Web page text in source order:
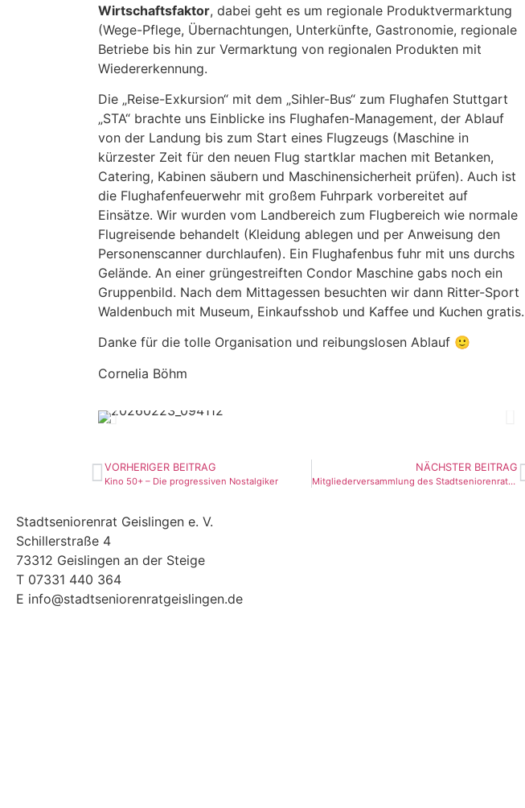
Wirtschaftsfaktor, dabei geht es um regionale Produktvermarktung
(Wege-Pflege, Übernachtungen, Unterkünfte, Gastronomie, regionale
Betriebe bis hin zur Vermarktung von regionalen Produkten mit
Wiedererkennung.
Die „Reise-Exkursion“ mit dem „Sihler-Bus“ zum Flughafen Stuttgart
„STA“ brachte uns Einblicke ins Flughafen-Management, der Ablauf
von der Landung bis zum Start eines Flugzeugs (Maschine in
kürzester Zeit für den neuen Flug startklar machen mit Betanken,
Catering, Kabinen säubern und Maschinensicherheit prüfen). Auch ist
die Flughafenfeuerwehr mit großem Fuhrpark vorbereitet auf
Einsätze. Wir wurden vom Landbereich zum Flugbereich wie normale
Flugreisende behandelt (Kleidung ablegen und per Anweisung den
Personenscanner durchlaufen). Ein Flughafenbus fuhr mit uns durchs
Gelände. An einer grüngestreiften Condor Maschine gabs noch ein
Gruppenbild. Nach dem Mittagessen besuchten wir dann Ritter-Sport
Waldenbuch mit Museum, Einkaufsshob und Kaffee und Kuchen gratis.
Danke für die tolle Organisation und reibungslosen Ablauf 🙂
Cornelia Böhm
VORHERIGER BEITRAG
Kino 50+ – Die progressiven Nostalgiker
NÄCHSTER BEITRAG
Mitgliederversammlung des Stadtseniorenrates Geislingen e. V.
Stadtseniorenrat Geislingen e. V.
Schillerstraße 4
73312 Geislingen an der Steige
T 07331 440 364
E info@stadtseniorenratgeislingen.de